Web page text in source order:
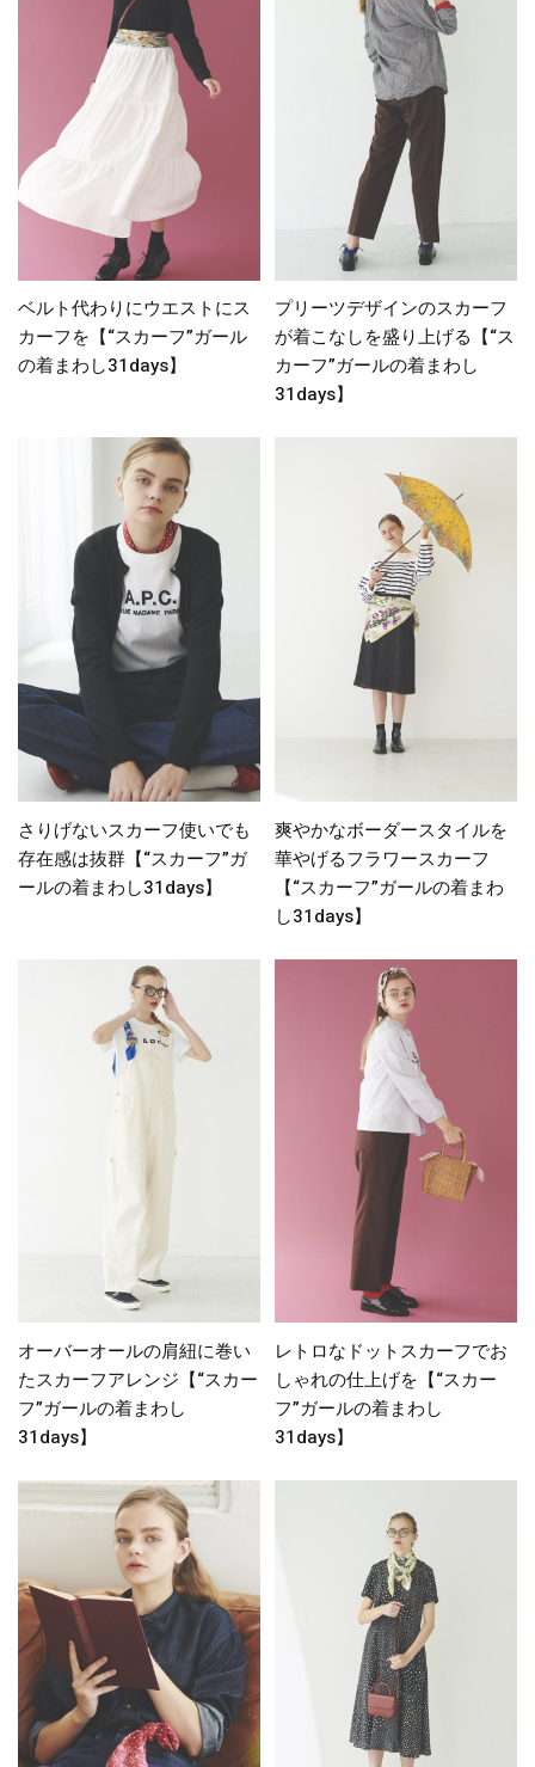
ベルト代わりにウエストにス
カーフを【“スカーフ”ガール
の着まわし31days】
プリーツデザインのスカーフ
が着こなしを盛り上げる【“ス
カーフ”ガールの着まわし
31days】
さりげないスカーフ使いでも
存在感は抜群【“スカーフ”ガ
ールの着まわし31days】
爽やかなボーダースタイルを
華やげるフラワースカーフ
【“スカーフ”ガールの着まわ
し31days】
オーバーオールの肩紐に巻い
たスカーフアレンジ【“スカー
フ”ガールの着まわし
31days】
レトロなドットスカーフでお
しゃれの仕上げを【“スカー
フ”ガールの着まわし
31days】